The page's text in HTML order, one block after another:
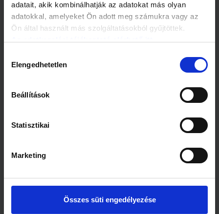
adatait, akik kombinálhatják az adatokat más olyan
adatokkal, amelyeket Ön adott meg számukra vagy az
Ön által használt más szolgáltatásokból gyűjtöttek.
kiválasztása
Elengedhetetlen
Beállítások
Statisztikai
Marketing
Összes süti engedélyezése
Kapcsolódó cikkek
1 perc